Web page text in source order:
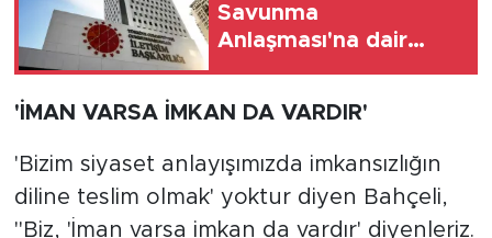
Savunma
Anlaşması'na dair
'İMAN VARSA İMKAN DA VARDIR'
'Bizim siyaset anlayışımızda imkansızlığın
diline teslim olmak' yoktur diyen Bahçeli,
"Biz, 'İman varsa imkan da vardır' diyenleriz.